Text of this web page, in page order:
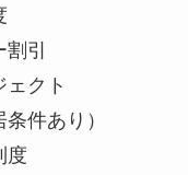
引
ェクト
件あり）
度